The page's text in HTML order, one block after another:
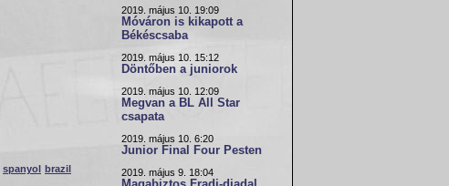
spanyol brazil
2019. május 10. 19:09
Móváron is kikapott a
Békéscsaba
2019. május 10. 15:12
Döntőben a juniorok
2019. május 10. 12:09
Megvan a BL All Star
csapata
2019. május 10. 6:20
Junior Final Four Pesten
2019. május 9. 18:04